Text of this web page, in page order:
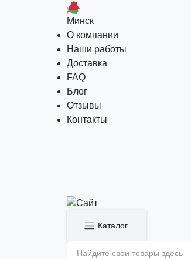
Минск
О компании
Наши работы
Доставка
FAQ
Блог
Отзывы
Контакты
Каталог